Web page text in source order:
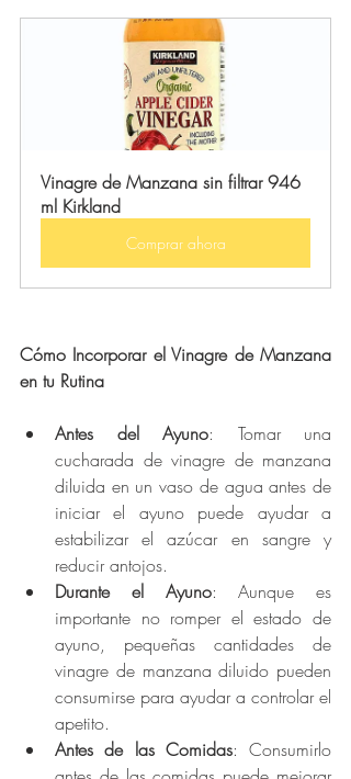
Vinagre de Manzana sin filtrar 946
ml Kirkland
Comprar ahora
Cómo Incorporar el Vinagre de Manzana
en tu Rutina
Antes del Ayuno: Tomar una
cucharada de vinagre de manzana
diluida en un vaso de agua antes de
iniciar el ayuno puede ayudar a
estabilizar el azúcar en sangre y
reducir antojos.
Durante el Ayuno: Aunque es
importante no romper el estado de
ayuno, pequeñas cantidades de
vinagre de manzana diluido pueden
consumirse para ayudar a controlar el
apetito.
Antes de las Comidas: Consumirlo